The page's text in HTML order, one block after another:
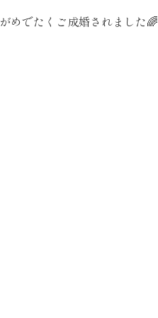
めでたくご成婚されました🌈